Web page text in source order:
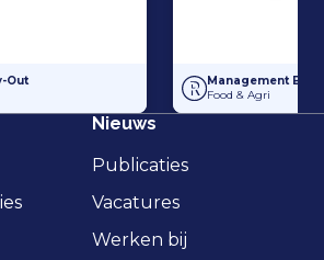
Out Hobaho Horti Groep, onderdeel van Dümmen
Out
Management Buy-
Management Buy-
Food & Agri
Nieuws
Publicaties
Vacatures
Werken bij